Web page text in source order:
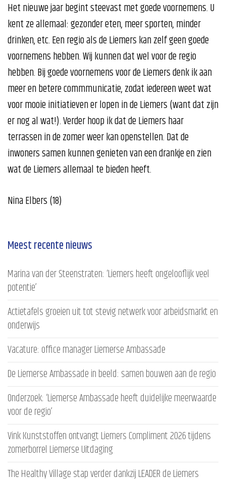
Het nieuwe jaar begint steevast met goede voornemens. U
kent ze allemaal: gezonder eten, meer sporten, minder
drinken, etc. Een regio als de Liemers kan zelf geen goede
voornemens hebben. Wij kunnen dat wel voor de regio
hebben. Bij goede voornemens voor de Liemers denk ik aan
meer en betere commmunicatie, zodat iedereen weet wat
voor mooie initiatieven er lopen in de Liemers (want dat zijn
er nog al wat!). Verder hoop ik dat de Liemers haar
terrassen in de zomer weer kan openstellen. Dat de
inwoners samen kunnen genieten van een drankje en zien
wat de Liemers allemaal te bieden heeft.
Nina Elbers (18)
Meest recente nieuws
Marina van der Steenstraten: ‘Liemers heeft ongelooflijk veel
potentie’
Actietafels groeien uit tot stevig netwerk voor arbeidsmarkt en
onderwijs
Vacature: office manager Liemerse Ambassade
De Liemerse Ambassade in beeld: samen bouwen aan de regio
Onderzoek: ‘Liemerse Ambassade heeft duidelijke meerwaarde
voor de regio’
Vink Kunststoffen ontvangt Liemers Compliment 2026 tijdens
zomerborrel Liemerse Uitdaging
The Healthy Village stap verder dankzij LEADER de Liemers